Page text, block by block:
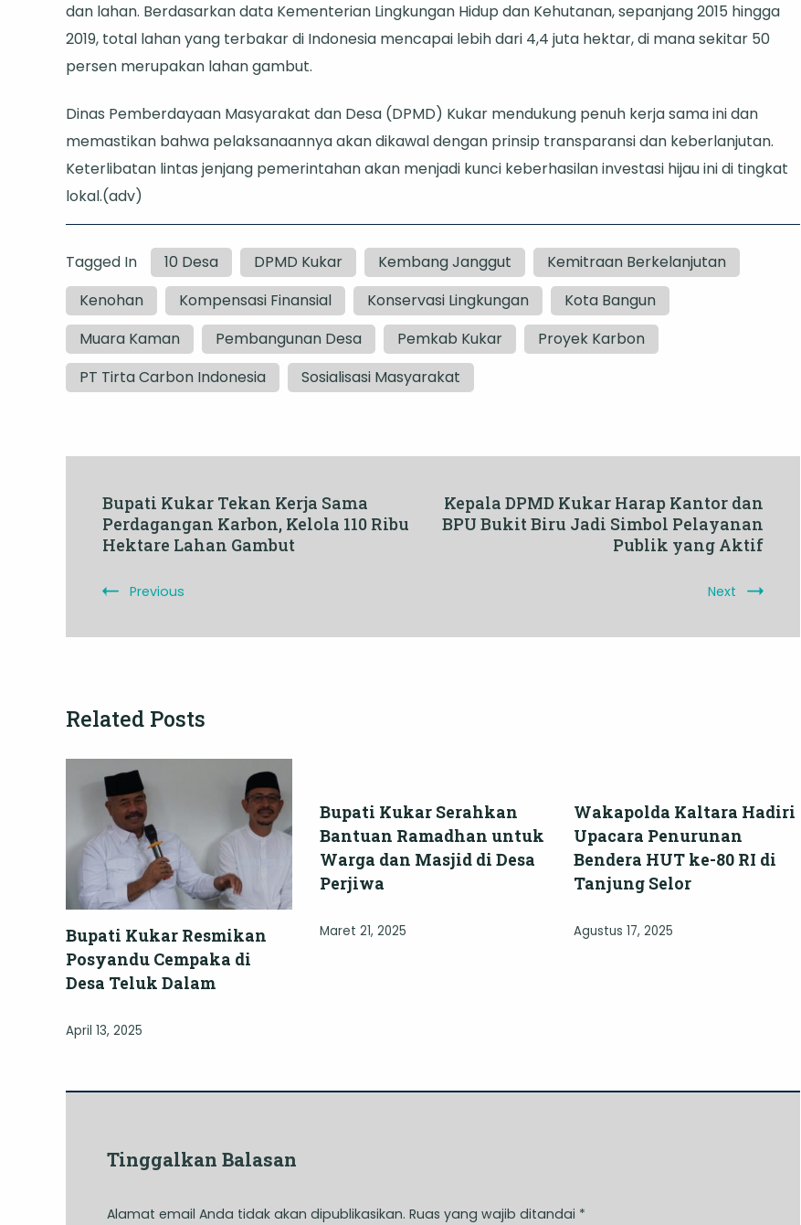
dan lahan. Berdasarkan data Kementerian Lingkungan Hidup dan Kehutanan, sepanjang 2015 hingga
2019, total lahan yang terbakar di Indonesia mencapai lebih dari 4,4 juta hektar, di mana sekitar 50
persen merupakan lahan gambut.
Dinas Pemberdayaan Masyarakat dan Desa (DPMD) Kukar mendukung penuh kerja sama ini dan
memastikan bahwa pelaksanaannya akan dikawal dengan prinsip transparansi dan keberlanjutan.
Keterlibatan lintas jenjang pemerintahan akan menjadi kunci keberhasilan investasi hijau ini di tingkat
lokal.(adv)
Tagged In 10 Desa DPMD Kukar Kembang Janggut
Kemitraan Berkelanjutan
Kenohan
Kompensasi Finansial Konservasi Lingkungan
Kota Bangun
Muara Kaman
Pembangunan Desa Pemkab Kukar
Proyek Karbon
PT Tirta Carbon Indonesia
Sosialisasi Masyarakat
Post
Navigation
Bupati Kukar Tekan Kerja Sama
Perdagangan Karbon, Kelola 110 Ribu
Hektare Lahan Gambut
Previous
Kepala DPMD Kukar Harap Kantor dan
BPU Bukit Biru Jadi Simbol Pelayanan
Publik yang Aktif
Next
Related Posts
Bupati Kukar Resmikan
Posyandu Cempaka di
Desa Teluk Dalam
April 13, 2025
Bupati Kukar Serahkan
Bantuan Ramadhan untuk
Warga dan Masjid di Desa
Perjiwa
Maret 21, 2025
Wakapolda Kaltara Hadiri
Upacara Penurunan
Bendera HUT ke-80 RI di
Tanjung Selor
Agustus 17, 2025
Tinggalkan Balasan
Alamat email Anda tidak akan dipublikasikan. Ruas yang wajib ditandai *